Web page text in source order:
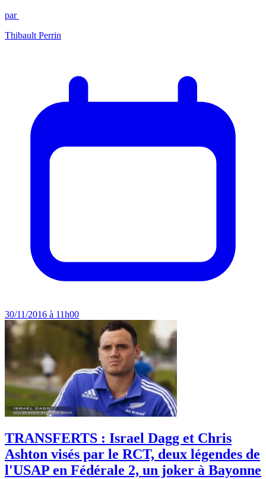
par
Thibault Perrin
30/11/2016 à 11h00
TRANSFERTS : Israel Dagg et Chris
Ashton visés par le RCT, deux légendes de
l'USAP en Fédérale 2, un joker à Bayonne